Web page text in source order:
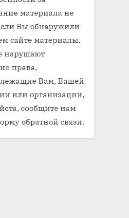
материала не
Вы обнаружили
сайте материалы,
нарушают
права,
Вам, Вашей
или организации,
сообщите нам
обратной связи.